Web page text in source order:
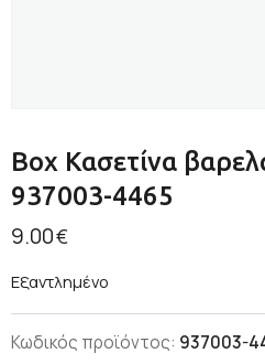
Box Κασετίνα
937003-4465
9.00€
Εξαντλημένο
Κωδικός προϊόντος: 937003-